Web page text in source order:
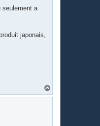
seulement a
japonais,
a